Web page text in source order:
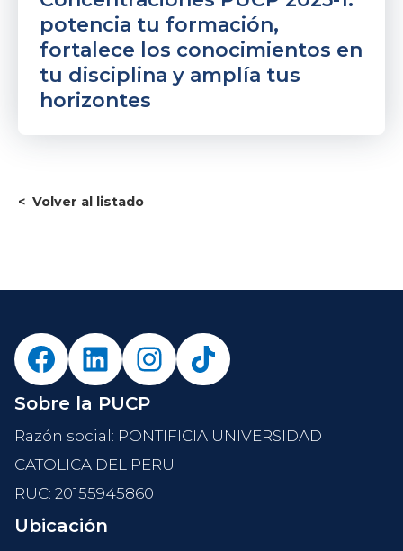
potencia tu formación,
fortalece los conocimientos en
tu disciplina y amplía tus
horizontes
< Volver al listado
Sobre la PUCP
Razón social: PONTIFICIA UNIVERSIDAD
CATOLICA DEL PERU
RUC: 20155945860
Ubicación